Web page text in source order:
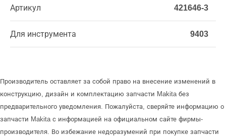
Артикул 421646-3
Для инструмента 9403
Производитель оставляет за собой право на внесение изменений в
конструкцию, дизайн и комплектацию запчасти Makita без
предварительного уведомления. Пожалуйста, сверяйте информацию о
запчасти Makita с информацией на официальном сайте фирмы-
производителя. Во избежание недоразумений при покупке запчасти